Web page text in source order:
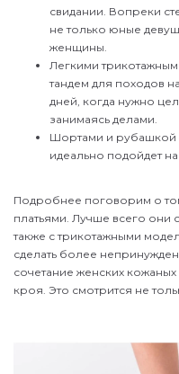
свидании. Вопреки
не только юные
женщины.
Легкими
тандем для походов
дней, когда нужно
занимаясь делами.
Шортами и рубашкой
идеально подойдет
Подробнее поговорим о
платьями. Лучше всего они
также с трикотажными
сделать более
сочетание женских
кроя. Это смотрится не